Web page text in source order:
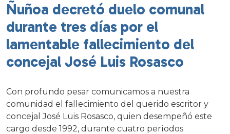
Ñuñoa decretó duelo comunal
durante tres días por el
lamentable fallecimiento del
concejal José Luis Rosasco
Con profundo pesar comunicamos a nuestra
comunidad el fallecimiento del querido escritor y
concejal José Luis Rosasco, quien desempeñó este
cargo desde 1992, durante cuatro períodos